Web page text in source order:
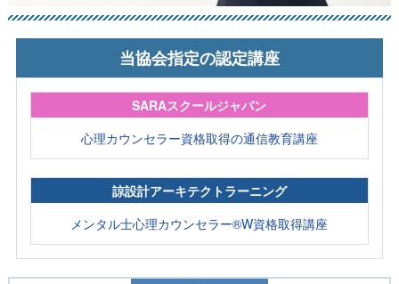
当協会指定の認定講座
SARAスクールジャパン
心理カウンセラー資格取得の通信教育講座
諒設計アーキテクトラーニング
メンタル士心理カウンセラー®W資格取得講座